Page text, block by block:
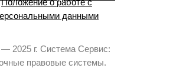
Положение о работе с
данными
2025 г. Система Сервис:
правовые системы.